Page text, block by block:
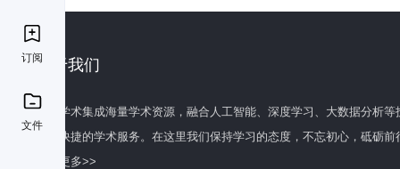
订阅
文件
关于我们
百度学术集成海量学术资源，融合人工智能、深度学习、大数据分析
全面快捷的学术服务。在这里我们保持学习的态度，不忘初心，砥砺前
了解更多>>